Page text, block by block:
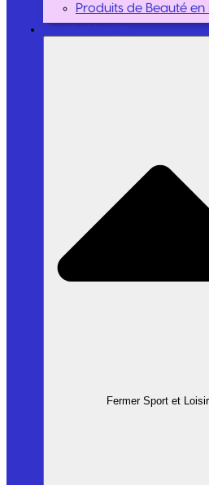
Produits de Beauté en
Sport et Loisirs
Fermer Sport et